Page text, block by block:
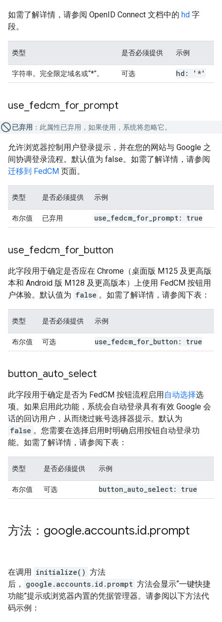
如需了解详情，请参阅 OpenID Connect 文档中的 hd 字
段。
类型 是否必须提供 示例
字符串。完全限定域名或“*”。 可选 hd: '*'
use fedcm for prompt
已弃用 ：此属性已弃用，如果使用，系统将忽略它。
允许浏览器控制用户登录提示，并在您的网站与 Google 之
间协调登录流程。默认值为 false。如需了解详情，请参阅
迁移到 FedCM 页面。
类型 是否必须提供 示例
布尔值 已弃用 use fedcm for prompt: true
use fedcm for button
此字段用于确定是否应在 Chrome（桌面版 M125 及更高版
本和 Android 版 M128 及更高版本）上使用 FedCM 按钮用
户体验。默认值为 false 。如需了解详情，请参阅下表：
类型 是否必须提供 示例
布尔值 可选 use fedcm for button: true
button auto select
此字段用于确定是否为 FedCM 按钮流程启用自动选择选
项。如果启用此功能，系统会自动登录具有有效 Google 会
话的回访用户，从而绕过账号选择器提示。默认为
false 。您需要在选择启用时明确启用按钮自动登录功
能。如需了解详情，请参阅下表：
类型 是否必须提供 示例
布尔值 可选 button auto select: true
方法：google.accounts.id.prompt
在调用 initialize() 方法
后，
google.accounts.id.prompt 方法会显示“一键快捷
功能”提示或浏览器内置的凭据管理器。请参阅以下方法代
码示例：